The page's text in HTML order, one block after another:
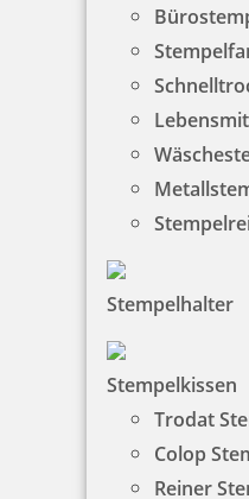
Stempelhalter
Stempelkissen
Trodat
Colop
Reiner
Jetzt gestalten
Heri Füllfederhalter